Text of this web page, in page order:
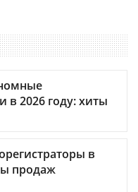
в 2026 году: хиты
в
продаж